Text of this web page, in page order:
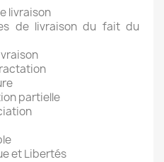
livraison
de livraison du fait du
partielle
et Libertés